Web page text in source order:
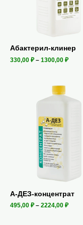
Абактерил-клинер
330,00 ₽– 1300,00 ₽
А-ДЕЗ-концентрат
495,00 ₽– 2224,00 ₽